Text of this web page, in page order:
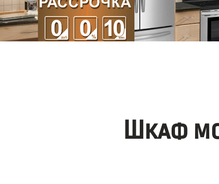
Шкаф